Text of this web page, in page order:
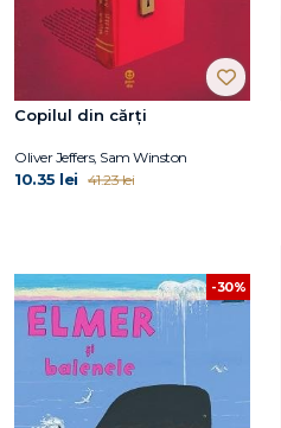
Copilul din cărți
Oliver Jeffers, Sam Winston
10.35 lei 41.23 lei
-30%